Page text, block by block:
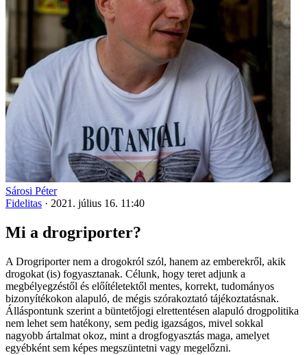
Sárosi Péter
Fidelitas · 2021. július 16. 11:40
Mi a drogriporter?
A Drogriporter nem a drogokról szól, hanem az emberekről, akik
drogokat (is) fogyasztanak. Célunk, hogy teret adjunk a
megbélyegzéstől és előítéletektől mentes, korrekt, tudományos
bizonyítékokon alapuló, de mégis szórakoztató tájékoztatásnak.
Álláspontunk szerint a büntetőjogi elrettentésen alapuló drogpolitika
nem lehet sem hatékony, sem pedig igazságos, mivel sokkal
nagyobb ártalmat okoz, mint a drogfogyasztás maga, amelyet
egyébként sem képes megszüntetni vagy megelőzni.